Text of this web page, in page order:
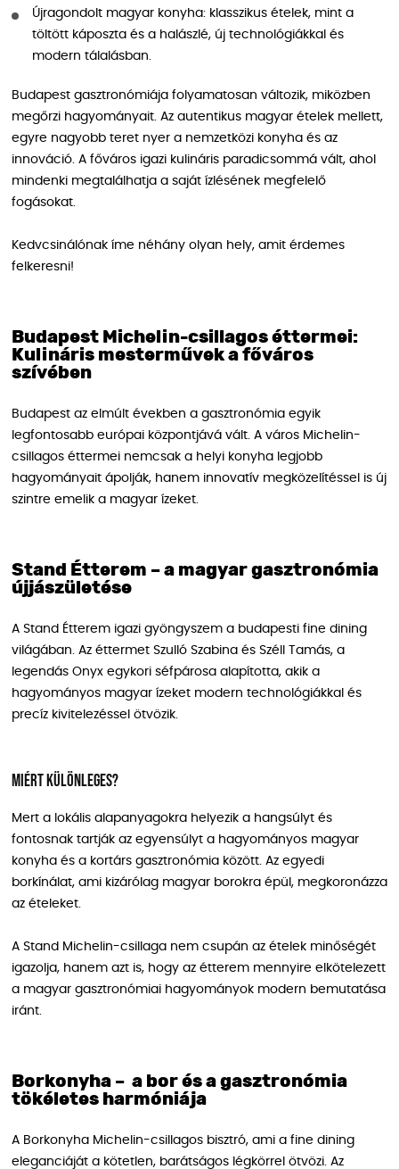
Újragondolt magyar konyha: klasszikus ételek, mint a
töltött káposzta és a halászlé, új technológiákkal és
modern tálalásban.
Budapest gasztronómiája folyamatosan változik, miközben
megőrzi hagyományait. Az autentikus magyar ételek mellett,
egyre nagyobb teret nyer a nemzetközi konyha és az
innováció. A főváros igazi kulináris paradicsommá vált, ahol
mindenki megtalálhatja a saját ízlésének megfelelő
fogásokat.
Kedvcsinálónak íme néhány olyan hely, amit érdemes
felkeresni!
Budapest Michelin-csillagos éttermei:
Kulináris mesterművek a főváros
szívében
Budapest az elmúlt években a gasztronómia egyik
legfontosabb európai központjává vált. A város Michelin-
csillagos éttermei nemcsak a helyi konyha legjobb
hagyományait ápolják, hanem innovatív megközelítéssel is új
szintre emelik a magyar ízeket.
Stand Étterem – a magyar gasztronómia
újjászületése
A Stand Étterem igazi gyöngyszem a budapesti fine dining
világában. Az éttermet Szulló Szabina és Széll Tamás, a
legendás Onyx egykori séfpárosa alapította, akik a
hagyományos magyar ízeket modern technológiákkal és
precíz kivitelezéssel ötvözik.
Miért különleges?
Mert a lokális alapanyagokra helyezik a hangsúlyt és
fontosnak tartják az egyensúlyt a hagyományos magyar
konyha és a kortárs gasztronómia között. Az egyedi
borkínálat, ami kizárólag magyar borokra épül, megkoronázza
az ételeket.
A Stand Michelin-csillaga nem csupán az ételek minőségét
igazolja, hanem azt is, hogy az étterem mennyire elkötelezett
a magyar gasztronómiai hagyományok modern bemutatása
iránt.
Borkonyha – a bor és a gasztronómia
tökéletes harmóniája
A Borkonyha Michelin-csillagos bisztró, ami a fine dining
eleganciáját a kötetlen, barátságos légkörrel ötvözi. Az